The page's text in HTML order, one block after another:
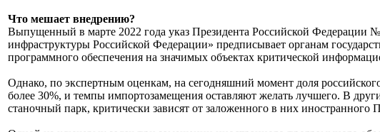
Что мешает внедрению?
Выпущенный в марте 2022 года указ Президента Российской Федерации
инфраструктуры Российской Федерации» предписывает органам
программного обеспечения на значимых объектах критической
Однако, по экспертным оценкам, на сегодняшний момент доля
более 30%, и темпы импортозамещения оставляют желать лучшего. В
станочный парк, критически зависят от заложенного в них иностранного